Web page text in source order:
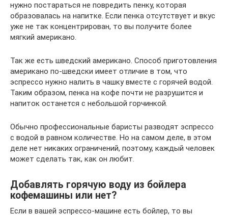
нужно постараться не повредить пенку, которая
образовалась на напитке. Если пенка отсутствует и вкус
уже не так концентрирован, то вы получите более
мягкий американо.
Так же есть шведский американо. Способ приготовления
американо по-шведски имеет отличие в том, что
эспрессо нужно налить в чашку вместе с горячей водой.
Таким образом, пенка на кофе почти не разрушится и
напиток останется с небольшой горчинкой.
Обычно профессиональные баристы разводят эспрессо
с водой в равном количестве. Но на самом деле, в этом
деле нет никаких ограничений, поэтому, каждый человек
может сделать так, как он любит.
Добавлять горячую воду из бойлера
кофемашины или нет?
Если в вашей эспрессо-машине есть бойлер, то вы